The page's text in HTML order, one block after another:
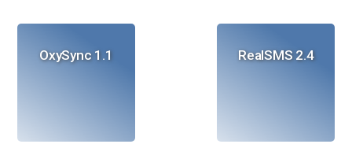
OxySync 1.1 RealSMS 2.4